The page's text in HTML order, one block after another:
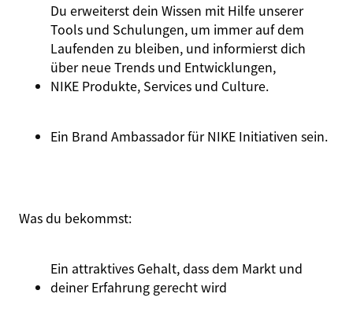
Du erweiterst dein Wissen mit Hilfe unserer
Tools und Schulungen, um immer auf dem
Laufenden zu bleiben, und informierst dich
über neue Trends und Entwicklungen,
NIKE Produkte, Services und Culture.
Ein Brand Ambassador fürNIKE Initiativen sein.
Was du bekommst:
Ein attraktives Gehalt, dass dem Markt und
deiner Erfahrung gerecht wird